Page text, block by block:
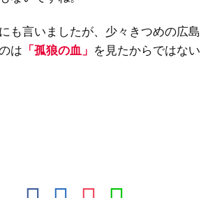
も言いましたが、少々きつめの広島
は 「孤狼の血」 を見たからではない